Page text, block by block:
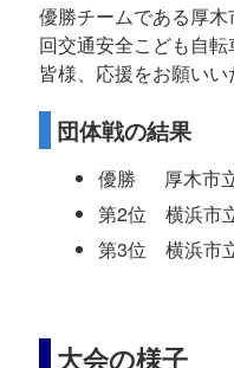
優勝チームである厚
回交通安全こども自転
皆様、応援をお願いい
団体戦の結果
優勝 厚木市立
第2位 横浜市
第3位 横浜市
大会の様子